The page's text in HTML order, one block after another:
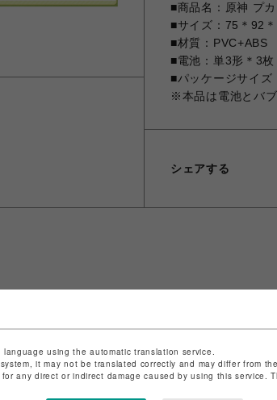
■商品名：原神 プ
■サイズ：75＊92
■材質：PVC+ABS
■電池：単3形＊3枚
■パッケージサイ
※本品は電池とバブ
シェアする
引法など法令に基づく表記はこちら
お問い合わせはこちら
using the automatic translation service.
it may not be translated correctly and may differ from
any direct or indirect damage caused by using this service.